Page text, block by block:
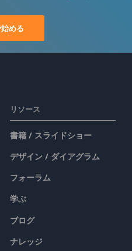
める
リソース
書籍 / スライドショー
デザイン / ダイアグラム
フォーラム
学ぶ
ブログ
ナレッジ